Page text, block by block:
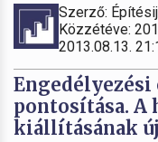
Szerző:
Közzétéve:
2013.08.13.
Engedélyezési
pontosítása.
kiállításának